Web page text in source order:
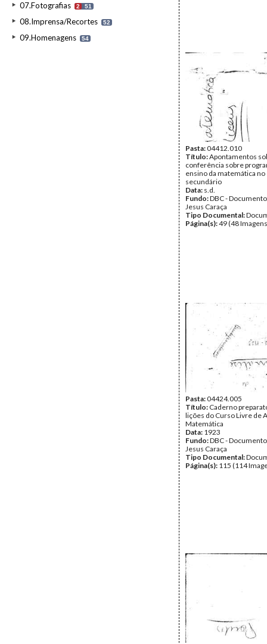
07.Fotografias 2 51
08.Imprensa/Recortes 52
09.Homenagens 54
Pasta:04412.010
Título:Apontamentos
conferência sobre
ensino da matemática
secundário
Data: s.d.
Fundo:DBC -
Jesus Caraça
Tipo Documental:
Página(s):49 (48
Pasta:04424.005
Título: Caderno
lições do Curso Livre de
Matemática
Data: 1923
Fundo:DBC -
Jesus Caraça
Tipo Documental:
Página(s): 115 (114